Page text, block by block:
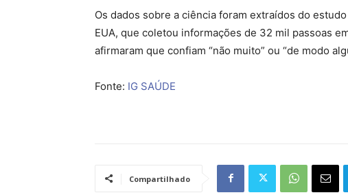
Os dados sobre a ciência foram extraídos do
EUA, que coletou informações de 32 mil passoas
afirmaram que confiam “não muito” ou “de modo
Fonte: IG SAÚDE
Compartilhado